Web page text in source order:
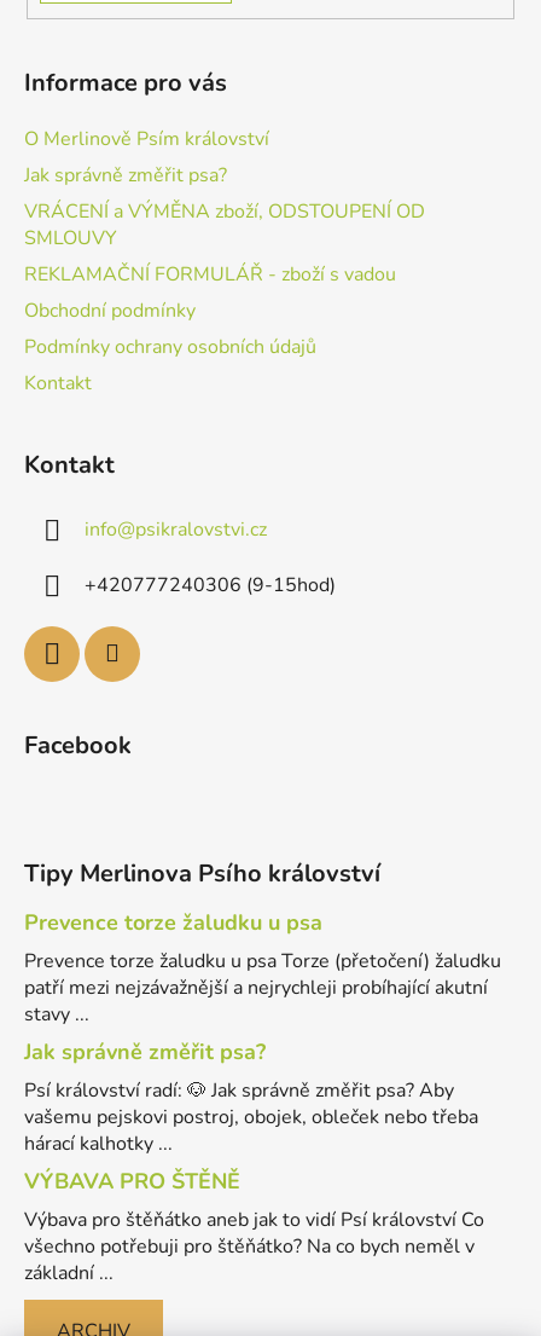
Informace pro vás
O Merlinově Psím království
Jak správně změřit psa?
VRÁCENÍ a VÝMĚNA zboží, ODSTOUPENÍ OD
SMLOUVY
REKLAMAČNÍ FORMULÁŘ - zboží s vadou
Obchodní podmínky
Podmínky ochrany osobních údajů
Kontakt
Kontakt
info@psikralovstvi.cz
+420777240306 (9-15hod)
Facebook
Tipy Merlinova Psího království
Prevence torze žaludku u psa
Prevence torze žaludku u psa Torze (přetočení) žaludku
patří mezi nejzávažnější a nejrychleji probíhající akutní
stavy ...
Jak správně změřit psa?
Psí království radí: 🐶 Jak správně změřit psa? Aby
vašemu pejskovi postroj, obojek, obleček nebo třeba
hárací kalhotky ...
VÝBAVA PRO ŠTĚNĚ
Výbava pro štěňátko aneb jak to vidí Psí království Co
všechno potřebuji pro štěňátko? Na co bych neměl v
základní ...